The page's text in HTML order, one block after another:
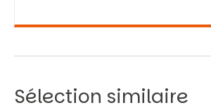
Sélection similaire